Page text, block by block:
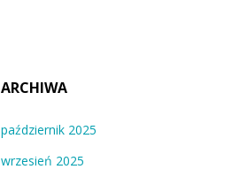
ARCHIWA
październik 2025
wrzesień 2025